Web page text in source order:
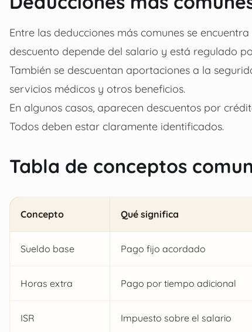
Entre las deducciones más comunes se
descuento depende del salario y está regulado
También se descuentan aportaciones a la
servicios médicos y otros beneficios.
En algunos casos, aparecen descuentos por
Todos deben estar claramente identificados.
Tabla de conceptos
Concepto Qué significa
Sueldo base Pago fijo acordado
Horas extra Pago por tiempo adicional
ISR Impuesto sobre el salario